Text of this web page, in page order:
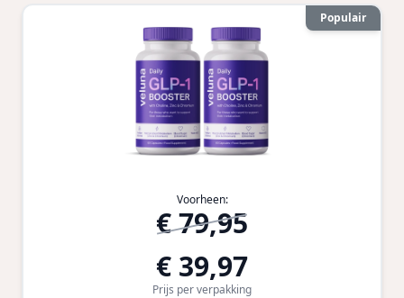
Populair
Voorheen:
€ 79,95
€ 39,97
Prijs per verpakking